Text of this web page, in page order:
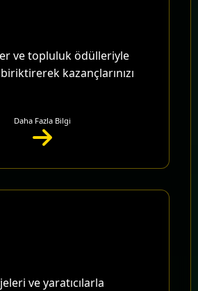
ve topluluk ödülleriyle
kazançlarınızı
Daha Fazla Bilgi
ve yaratıcılarla